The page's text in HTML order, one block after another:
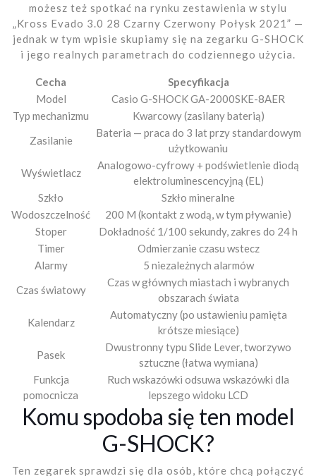
możesz też spotkać na rynku zestawienia w stylu
„Kross Evado 3.0 28 Czarny Czerwony Połysk 2021” —
jednak w tym wpisie skupiamy się na zegarku G-SHOCK
i jego realnych parametrach do codziennego użycia.
Cecha
Specyfikacja
Model
Casio G-SHOCK GA-2000SKE-8AER
Typ mechanizmu
Kwarcowy (zasilany baterią)
Zasilanie
Bateria — praca do 3 lat przy standardowym
użytkowaniu
Wyświetlacz
Analogowo-cyfrowy + podświetlenie diodą
elektroluminescencyjną (EL)
Szkło
Szkło mineralne
Wodoszczelność
200 M (kontakt z wodą, w tym pływanie)
Stoper
Dokładność 1/100 sekundy, zakres do 24 h
Timer
Odmierzanie czasu wstecz
Alarmy
5 niezależnych alarmów
Czas światowy
Czas w głównych miastach i wybranych
obszarach świata
Kalendarz
Automatyczny (po ustawieniu pamięta
krótsze miesiące)
Pasek
Dwustronny typu Slide Lever, tworzywo
sztuczne (łatwa wymiana)
Funkcja
pomocnicza
Ruch wskazówki odsuwa wskazówki dla
lepszego widoku LCD
Komu spodoba się ten model
G-SHOCK?
Ten zegarek sprawdzi się dla osób, które chcą połączyć